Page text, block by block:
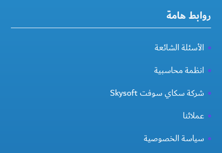
روابط هامة
الأسئلة الشائعة
انظمة محاسبية
شركة سكاي سوفت Skysoft
عملائنا
سياسة الخصوصية